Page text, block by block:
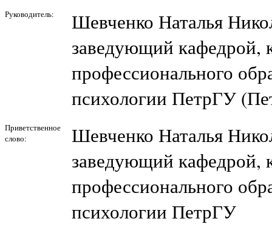
Руководитель:
Шевченко Наталья
заведующий кафедрой,
профессионального
психологии ПетрГУ
Приветственное
слово:
Шевченко Наталья
заведующий кафедрой,
профессионального
психологии ПетрГУ